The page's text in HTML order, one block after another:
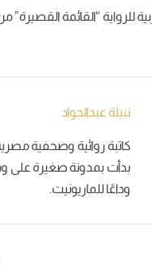
“القائمة القصيرة” من دولة الإمارات
نبيلة عبدالجواد
بدأت بمدونة صغيرة على
وداعًا للماريونيت.